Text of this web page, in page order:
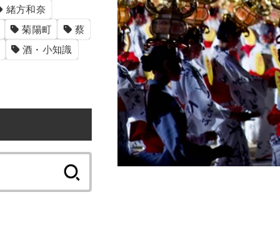
緒方和奈
菊陽町
蔡
酒・小知識